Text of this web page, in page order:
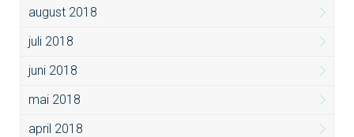
august 2018
juli 2018
juni 2018
mai 2018
april 2018